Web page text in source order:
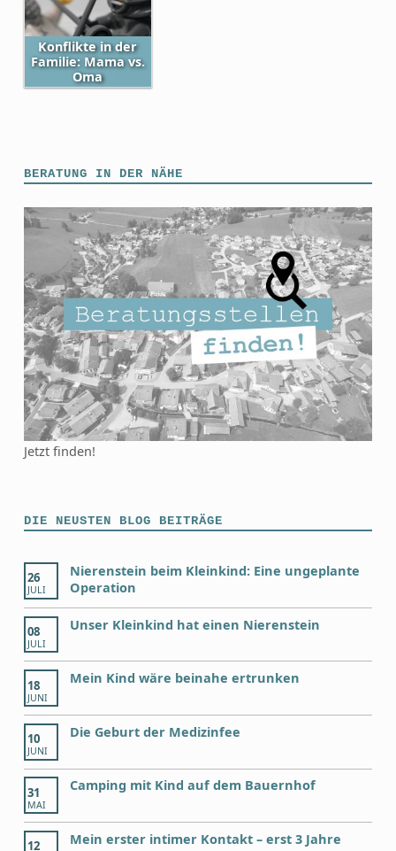
Konflikte in der
Familie: Mama vs.
Oma
BERATUNG IN DER NÄHE
Jetzt finden!
DIE NEUSTEN BLOG BEITRÄGE
26
JULI
Nierenstein beim Kleinkind: Eine ungeplante
Operation
08
JULI
Unser Kleinkind hat einen Nierenstein
18
JUNI
Mein Kind wäre beinahe ertrunken
10
JUNI
Die Geburt der Medizinfee
31
MAI
Camping mit Kind auf dem Bauernhof
12
Mein erster intimer Kontakt – erst 3 Jahre